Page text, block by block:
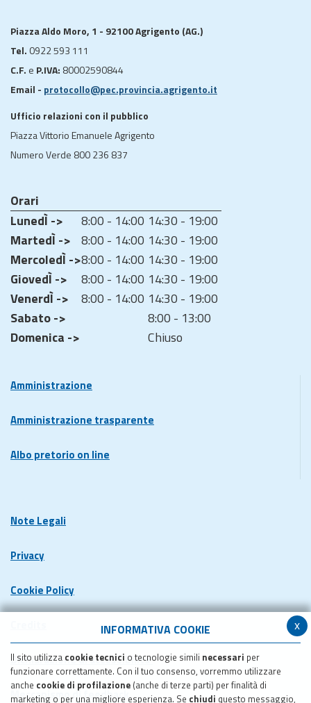
x
INFORMATIVA COOKIE
Il sito utilizza cookie tecnici o tecnologie simili necessari per
funzionare correttamente. Con il tuo consenso, vorremmo utilizzare
anche cookie di profilazione (anche di terze parti) per finalità di
marketing o per una migliore esperienza. Se chiudi questo messaggio,
Piazza Aldo Moro, 1 - 92100 Agrigento (AG.)
Tel. 0922 593 111
C.F. e P.IVA: 80002590844
Email - protocollo@pec.provincia.agrigento.it
Ufficio relazioni con il pubblico
Piazza Vittorio Emanuele Agrigento
Numero Verde 800 236 837
Orari
LunedÌ ->
8:00 - 14:00 14:30 - 19:00
MartedÌ -> 8:00 - 14:00 14:30 - 19:00
MercoledÌ ->8:00 - 14:00 14:30 - 19:00
GiovedÌ ->
8:00 - 14:00 14:30 - 19:00
VenerdÌ ->
8:00 - 14:00 14:30 - 19:00
Sabato ->
8:00 - 13:00
Domenica ->
Chiuso
Amministrazione
Amministrazione trasparente
Albo pretorio on line
Note Legali
Privacy
Cookie Policy
Dichiarazione di accessibilita'
Meccanismo di feedback